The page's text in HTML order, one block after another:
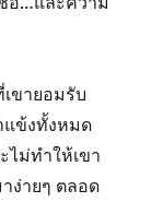
ขายอมรับ
ข้งทั้งหมด
ไม่ทำให้เขา
ง่ายๆ ตลอด